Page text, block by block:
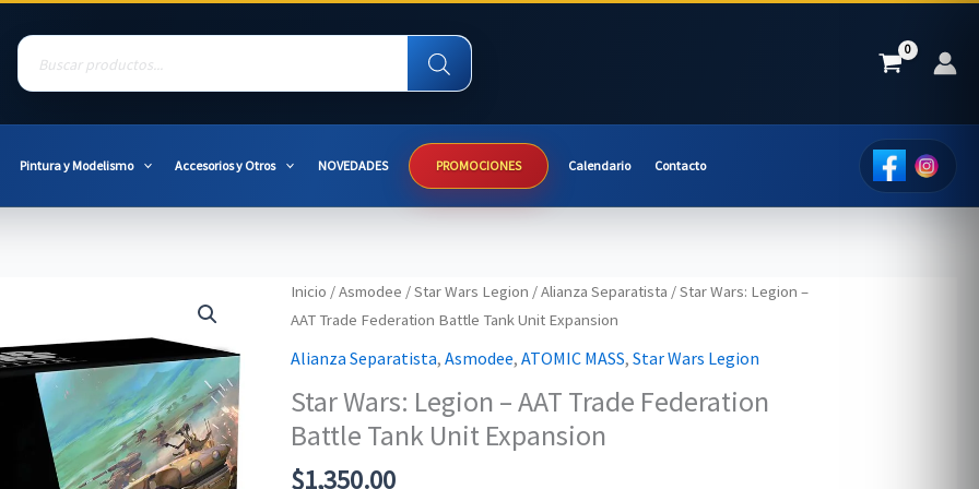
Products
search
Pintura y Modelismo Accesorios y Otros NOVEDADES PROMOCIONES Calendario Contacto
Inicio /Asmodee /Star Wars Legion /Alianza Separatista / Star Wars: Legion –
AAT Trade Federation Battle Tank Unit Expansion
Alianza Separatista, Asmodee, ATOMIC MASS, Star Wars Legion
Star Wars: Legion – AAT Trade Federation
Battle Tank Unit Expansion
$1,350.00